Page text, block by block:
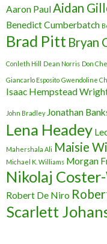
Aaron PaulAidan
Benedict Cumberbatch
Brad Pitt Bryan
Conleth Hill Dean Norris Don
Giancarlo Esposito Gwendoline
Isaac Hempstead
John Bradley Jonathan
Lena Headey
Mahershala Ali Maisie
Michael K. Williams Morgan
Nikolaj
Robert De Niro
Scarlett